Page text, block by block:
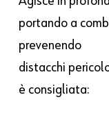
portando a
prevenendo
distacchi
è consigliata: